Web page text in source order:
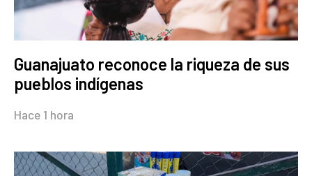
Guanajuato reconoce la riqueza de sus
pueblos indígenas
Hace 1 hora